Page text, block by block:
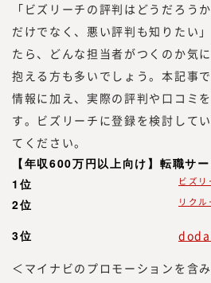
岡本 祥治
Nagaharu
1976年生まれ、慶應義塾
卒。アクセンチュア、ベ
経て、47都道府県を旅す
を元気にしたいという
設立し、2017年に東証
証グロース）上場を果た
「ビズリーチの評判はどうだろう
だけでなく、悪い評判も知りたい
たら、どんな担当者がつくのか気
抱える方も多いでしょう。本記事
情報に加え、実際の評判や口コミ
す。ビズリーチに登録を検討して
てください。
【年収600万円以上向け】転職サ
1位
ビズリ
2位 リク
3位 doda
＜マイナビのプロモーションを含